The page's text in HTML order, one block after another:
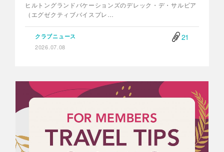
ヒルトングランドバケーションズのデレック・デ・サルビア
（エグゼクティブバイスプレ…
クラブニュース
2026.07.08
21